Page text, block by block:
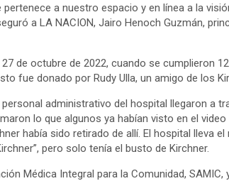
a nuestro espacio y en línea a la
a LA NACION, Jairo Henoch Guzmán,
de octubre de 2022, cuando se cumplieron
fue donado por Rudy Ulla, un amigo de los
administrativo del hospital llegaron a
lo que algunos ya habían visto en el
había sido retirado de allí. El hospital lleva el
pero solo tenía el busto de Kirchner.
Médica Integral para la Comunidad, SAMIC,